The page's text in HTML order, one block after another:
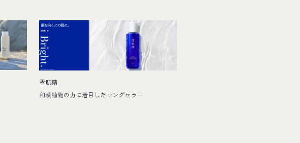
雪肌精
和漢植物の力に着目したロングセラー